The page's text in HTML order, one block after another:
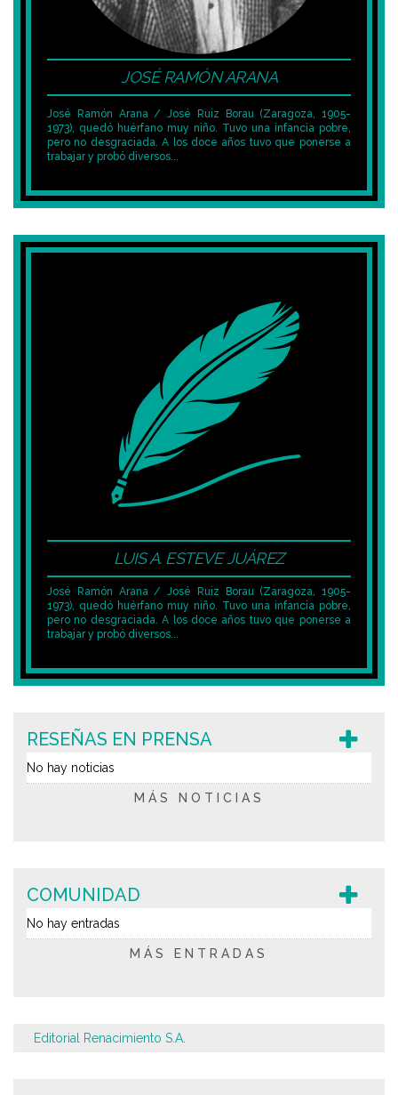
JOSÉ RAMÓN ARANA
José Ramón Arana / José Ruiz Borau (Zaragoza, 1905-
1973), quedó huérfano muy niño. Tuvo una infancia pobre,
pero no desgraciada. A los doce años tuvo que ponerse a
trabajar y probó diversos...
LUIS A. ESTEVE JUÁREZ
José Ramón Arana / José Ruiz Borau (Zaragoza, 1905-
1973), quedó huérfano muy niño. Tuvo una infancia pobre,
pero no desgraciada. A los doce años tuvo que ponerse a
trabajar y probó diversos...
RESEÑAS EN PRENSA
No hay noticias
MÁS NOTICIAS
COMUNIDAD
No hay entradas
MÁS ENTRADAS
Editorial Renacimiento S.A.